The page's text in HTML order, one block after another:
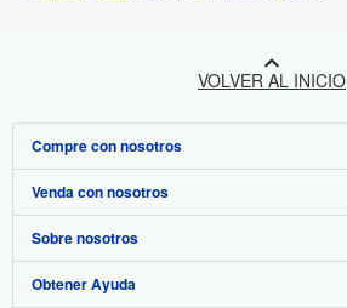
VOLVER AL INICIO
Compre con nosotros
Búsqueda avanzada
Colecciones
Mi cuenta
Venda con nosotros
Comenzar a vender
Únase a nuestro programa de afiliados
Sobre nosotros
Sobre IberLibro
Obtener Ayuda